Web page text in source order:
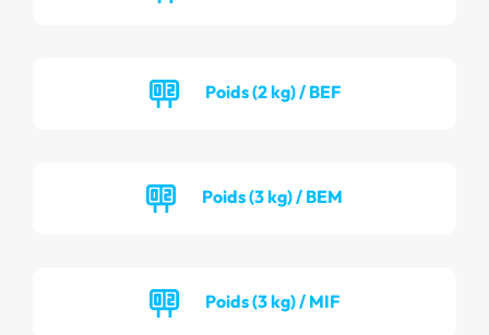
Poids (2 kg) / BEF
Poids (3 kg) / BEM
Poids (3 kg) / MIF